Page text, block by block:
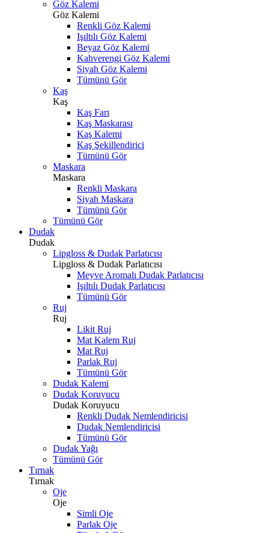
Göz Kalemi
Göz Kalemi
Renkli Göz Kalemi
Işıltılı Göz Kalemi
Beyaz Göz Kalemi
Kahverengi Göz Kalemi
Siyah Göz Kalemi
Tümünü Gör
Kaş
Kaş
Kaş Farı
Kaş Maskarası
Kaş Kalemi
Kaş Şekillendirici
Tümünü Gör
Maskara
Maskara
Renkli Maskara
Siyah Maskara
Tümünü Gör
Tümünü Gör
Dudak
Dudak
Lipgloss & Dudak Parlatıcısı
Lipgloss & Dudak Parlatıcısı
Meyve Aromalı Dudak Parlatıcısı
Işıltılı Dudak Parlatıcısı
Tümünü Gör
Ruj
Ruj
Likit Ruj
Mat Kalem Ruj
Mat Ruj
Parlak Ruj
Tümünü Gör
Dudak Kalemi
Dudak Koruyucu
Dudak Koruyucu
Renkli Dudak Nemlendiricisi
Dudak Nemlendiricisi
Tümünü Gör
Dudak Yağı
Tümünü Gör
Tırnak
Tırnak
Oje
Oje
Simli Oje
Parlak Oje